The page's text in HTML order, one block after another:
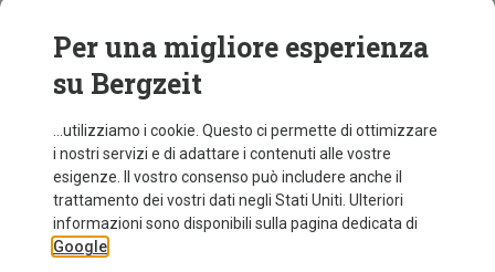
Risparmi 28%
Per una migliore esperienza
su Bergzeit
...utilizziamo i cookie. Questo ci permette di ottimizzare
i nostri servizi e di adattare i contenuti alle vostre
esigenze. Il vostro consenso può includere anche il
trattamento dei vostri dati negli Stati Uniti. Ulteriori
informazioni sono disponibili sulla pagina dedicata di
Google